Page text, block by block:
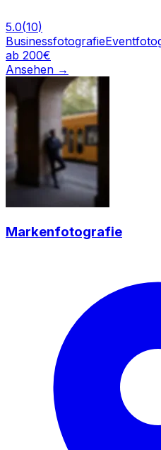
5.0(10)
Businessfotografie
ab 200€
Ansehen →
Markenfotografie